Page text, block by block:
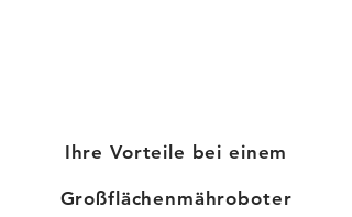
Ihre Vorteile bei einem
Großflächenmähroboter